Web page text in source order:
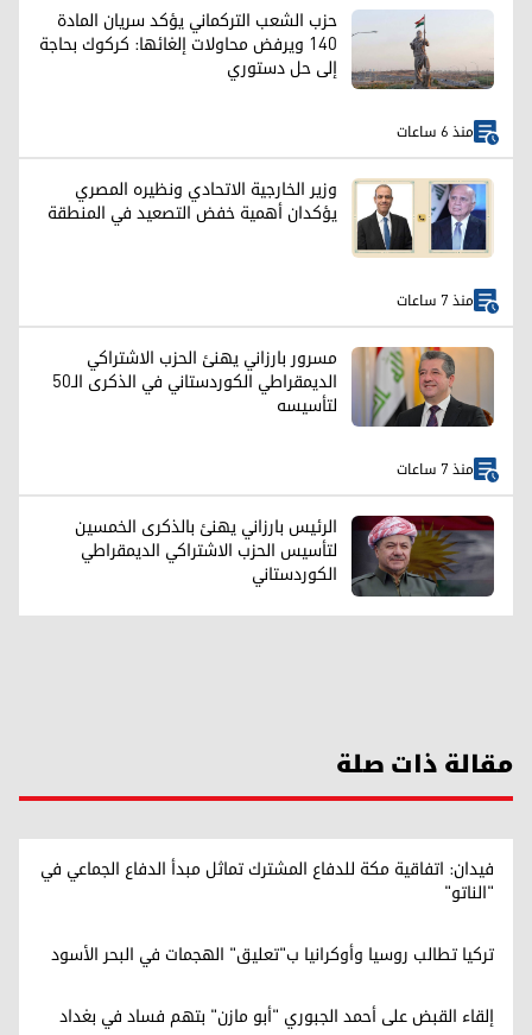
حزب الشعب التركماني يؤكد سريان المادة
140 ويرفض محاولات إلغائها: كركوك بحاجة
إلى حل دستوري
منذ 6 ساعات
وزير الخارجية الاتحادي ونظيره المصري
يؤكدان أهمية خفض التصعيد في المنطقة
منذ 7 ساعات
مسرور بارزاني يهنئ الحزب الاشتراكي
الديمقراطي الكوردستاني في الذكرى الـ50
لتأسيسه
منذ 7 ساعات
الرئيس بارزاني يهنئ بالذكرى الخمسين
لتأسيس الحزب الاشتراکي الديمقراطي
الكوردستاني
مقالة ذات صلة
فيدان: اتفاقية مكة للدفاع المشترك تماثل مبدأ الدفاع الجماعي في
"الناتو"
تركيا تطالب روسيا وأوكرانيا ب"تعليق" الهجمات في البحر الأسود
إلقاء القبض على أحمد الجبوري "أبو مازن" بتهم فساد في بغداد